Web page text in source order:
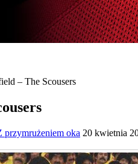
– The Scousers
przymrużeniem oka 20 kwietnia